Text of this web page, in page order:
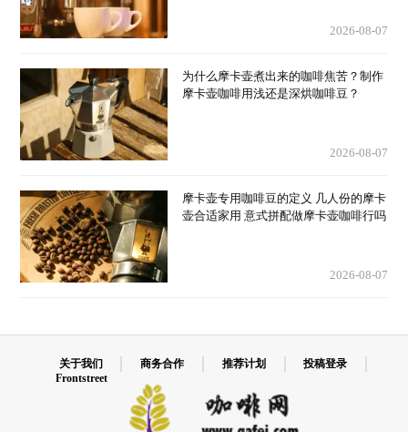
2026-08-07
为什么摩卡壶煮出来的咖啡焦苦？制作
摩卡壶咖啡用浅还是深烘咖啡豆？
2026-08-07
摩卡壶专用咖啡豆的定义 几人份的摩卡
壶合适家用 意式拼配做摩卡壶咖啡行吗
2026-08-07
关于我们 商务合作 推荐计划
投稿登录
Frontstreet